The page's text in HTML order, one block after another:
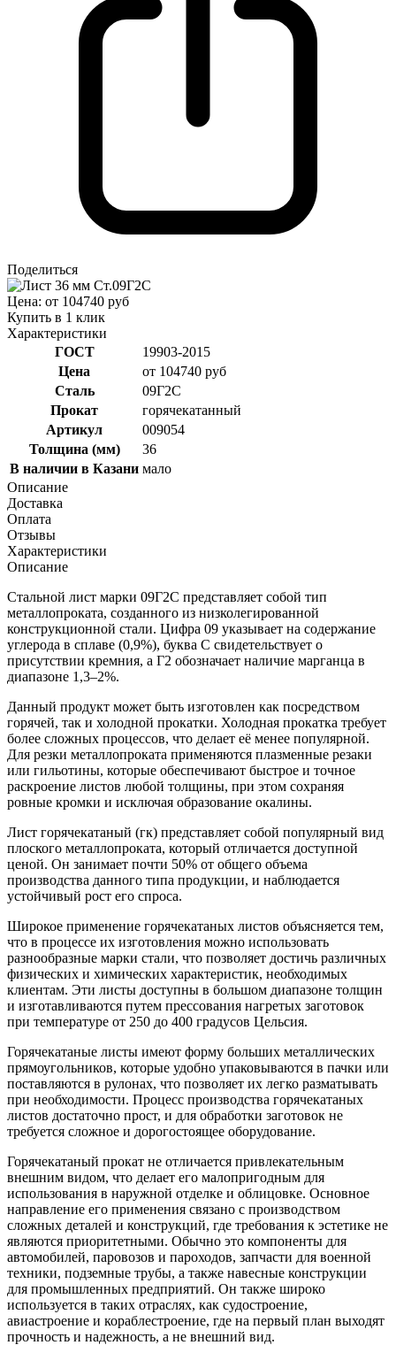
Поделиться
Цена: от 104740 руб
Купить в 1 клик
Характеристики
ГОСТ
19903-2015
Цена
от 104740 руб
Сталь
09Г2С
Прокат
горячекатанный
Артикул
009054
Толщина (мм)
36
В наличии в Казани мало
Описание
Доставка
Оплата
Отзывы
Характеристики
Описание
Стальной лист марки 09Г2С представляет собой тип
металлопроката, созданного из низколегированной
конструкционной стали. Цифра 09 указывает на содержание
углерода в сплаве (0,9%), буква С свидетельствует о
присутствии кремния, а Г2 обозначает наличие марганца в
диапазоне 1,3–2%.
Данный продукт может быть изготовлен как посредством
горячей, так и холодной прокатки. Холодная прокатка требует
более сложных процессов, что делает её менее популярной.
Для резки металлопроката применяются плазменные резаки
или гильотины, которые обеспечивают быстрое и точное
раскроение листов любой толщины, при этом сохраняя
ровные кромки и исключая образование окалины.
Лист горячекатаный (гк) представляет собой популярный вид
плоского металлопроката, который отличается доступной
ценой. Он занимает почти 50% от общего объема
производства данного типа продукции, и наблюдается
устойчивый рост его спроса.
Широкое применение горячекатаных листов объясняется тем,
что в процессе их изготовления можно использовать
разнообразные марки стали, что позволяет достичь различных
физических и химических характеристик, необходимых
клиентам. Эти листы доступны в большом диапазоне толщин
и изготавливаются путем прессования нагретых заготовок
при температуре от 250 до 400 градусов Цельсия.
Горячекатаные листы имеют форму больших металлических
прямоугольников, которые удобно упаковываются в пачки или
поставляются в рулонах, что позволяет их легко разматывать
при необходимости. Процесс производства горячекатаных
листов достаточно прост, и для обработки заготовок не
требуется сложное и дорогостоящее оборудование.
Горячекатаный прокат не отличается привлекательным
внешним видом, что делает его малопригодным для
использования в наружной отделке и облицовке. Основное
направление его применения связано с производством
сложных деталей и конструкций, где требования к эстетике не
являются приоритетными. Обычно это компоненты для
автомобилей, паровозов и пароходов, запчасти для военной
техники, подземные трубы, а также навесные конструкции
для промышленных предприятий. Он также широко
используется в таких отраслях, как судостроение,
авиастроение и кораблестроение, где на первый план выходят
прочность и надежность, а не внешний вид.